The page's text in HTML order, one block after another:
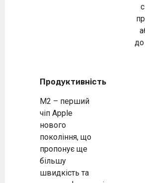
до
Продуктивність
M2 – перший
чіп Apple
нового
покоління, що
пропонує ще
більшу
швидкість та